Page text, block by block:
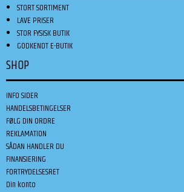
STORT SORTIMENT
LAVE PRISER
STOR FYSISK BUTIK
GODKENDT E-BUTIK
SHOP
INFO SIDER
HANDELSBETINGELSER
FØLG DIN ORDRE
REKLAMATION
SÅDAN HANDLER DU
FINANSIERING
FORTRYDELSESRET
Din konto